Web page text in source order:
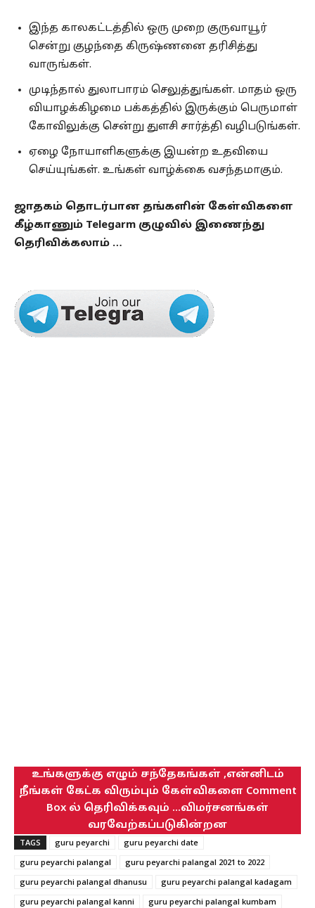
இந்த காலகட்டத்தில் ஒரு முறை குருவாயூர்
சென்று குழந்தை கிருஷ்ணனை தரிசித்து
வாருங்கள்.
முடிந்தால் துலாபாரம் செலுத்துங்கள். மாதம் ஒரு
வியாழக்கிழமை பக்கத்தில் இருக்கும் பெருமாள்
கோவிலுக்கு சென்று துளசி சார்த்தி வழிபடுங்கள்.
ஏழை நோயாளிகளுக்கு இயன்ற உதவியை
செய்யுங்கள். உங்கள் வாழ்க்கை வசந்தமாகும்.
ஜாதகம் தொடர்பான தங்களின் கேள்விகளை
கீழ்காணும் Telegarm குழுவில் இணைந்து
தெரிவிக்கலாம் …
உங்களுக்கு எழும் சந்தேகங்கள் ,என்னிடம்
நீங்கள் கேட்க விரும்பும் கேள்விகளை Comment
Box ல் தெரிவிக்கவும் ...விமர்சனங்கள்
வரவேற்கப்படுகின்றன
TAGS guru peyarchi
guru peyarchi date
guru peyarchi palangal
guru peyarchi palangal 2021 to 2022
guru peyarchi palangal dhanusu
guru peyarchi palangal kadagam
guru peyarchi palangal kanni
guru peyarchi palangal kumbam